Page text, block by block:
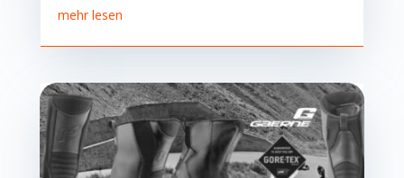
mehr lesen